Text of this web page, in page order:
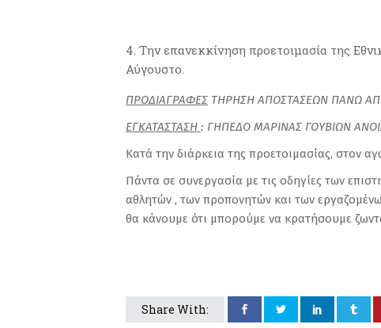
Την επανεκκίνηση προετοιμασία της
Αύγουστο.
ΠΡΟΔΙΑΓΡΑΦΕΣ ΤΗΡΗΣΗ ΑΠΟΣΤΑΣΕΩΝ ΠΑΝΩ
ΕΓΚΑΤΑΣΤΑΣΗ : ΓΗΠΕΔΟ ΜΑΡΙΝΑΣ ΓΟΥΒΙΩΝ
Κατά την διάρκεια της προετοιμασίας, στον
Πάντα σε συνεργασία με τις οδηγίες των
αθλητών , των προπονητών και των
θα κάνουμε ότι μπορούμε να κρατήσουμε
Share With: